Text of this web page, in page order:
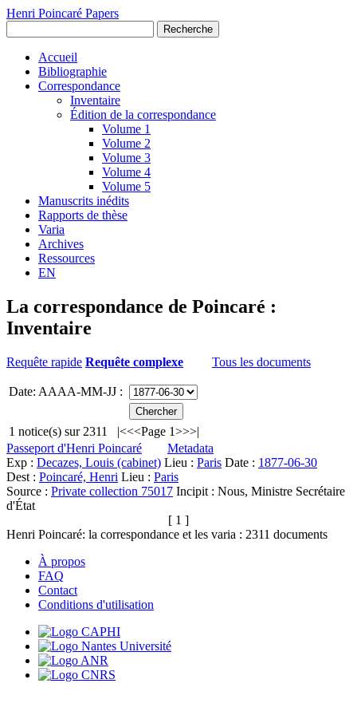
Henri Poincaré Papers
Recherche
Accueil
Bibliographie
Correspondance
Inventaire
Édition de la correspondance
Volume 1
Volume 2
Volume 3
Volume 4
Volume 5
Manuscrits inédits
Rapports de thèse
Varia
Archives
Ressources
EN
La correspondance de Poincaré :
Inventaire
Requête rapide Requête complexe Tous les documents
Date: AAAA-MM-JJ :
1 notice(s) sur 2311 |<<<Page 1>>>|
Passeport d'Henri Poincaré
Metadata
Exp : Decazes, Louis (cabinet) Lieu : Paris Date : 1877-06-30
Dest : Poincaré, Henri Lieu : Paris
Source : Private collection 75017 Incipit : Nous, Ministre Secrétaire
d'État
[ 1 ]
Henri Poincaré: la correspondance et les varia : 2311 documents
À propos
FAQ
Contact
Conditions d'utilisation